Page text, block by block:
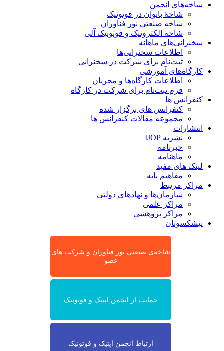
شاخه‌های انجمن
شاخۀ بانوان در فوتونیک
شاخه صنعتی نور فناوران
شاخه‌ الکترونیک و فوتونیک آلی
سخنرانی‌های ماهانه
اطلاعات سخنرانی‌‌ها
ثبت‌نام برای شرکت در سخنرانی
کارگاه‌های آموزشی
اطلاعات کارگاه‌ها و مجریان
فرم ثبت‌نام برای شرکت در کارگاه
کنفرانس ها
کنفرانس های برگزار شده
مجموعه مقالات کنفرانس ها
انتشارات
نشریه IJOP
خبرنامه
ماهنامه
لینک های مفید
مفاهیم پایه
مراکز مرتبط
سازمان‌ها و نهادهای دولتی
مراکز علمی
مراکز پژوهشی
پیشکسوتان
شاخه‌ی صنعتی نور فناوران و شرکت های
عضو
حمایت از انجمن اپتیک و فوتونیک
ارتباط انجمن اپتیک و فوتونیک